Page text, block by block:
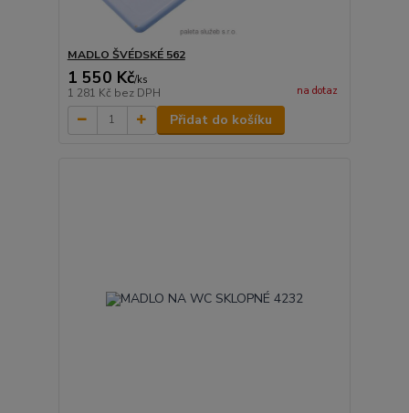
MADLO ŠVÉDSKÉ 562
1 550 Kč/ks
1 281 Kč bez DPH na dotaz
Přidat do košíku